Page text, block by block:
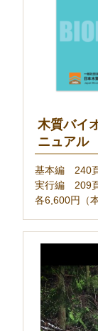
木質バイ
ニュアル
基本編 240
実行編 209
各6,600円（